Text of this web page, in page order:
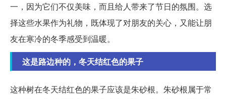
一，因为它们不仅美味，而且给人带来了节日的氛围。选
择这些水果作为礼物，既体现了对朋友的关心，又能让朋
友在寒冷的冬季感受到温暖。
这是路边种的，冬天结红色的果子
这种树在冬天结红色的果子应该是朱砂根。朱砂根属于常